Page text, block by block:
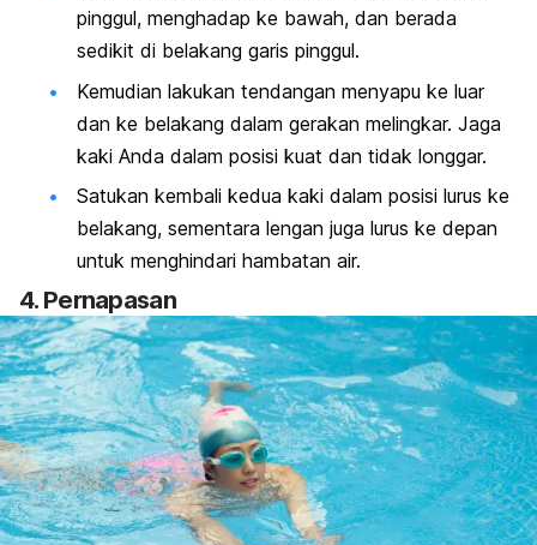
pinggul, menghadap ke bawah, dan berada
sedikit di belakang garis pinggul.
Kemudian lakukan tendangan menyapu ke luar
dan ke belakang dalam gerakan melingkar. Jaga
kaki Anda dalam posisi kuat dan tidak longgar.
Satukan kembali kedua kaki dalam posisi lurus ke
belakang, sementara lengan juga lurus ke depan
untuk menghindari hambatan air.
4. Pernapasan